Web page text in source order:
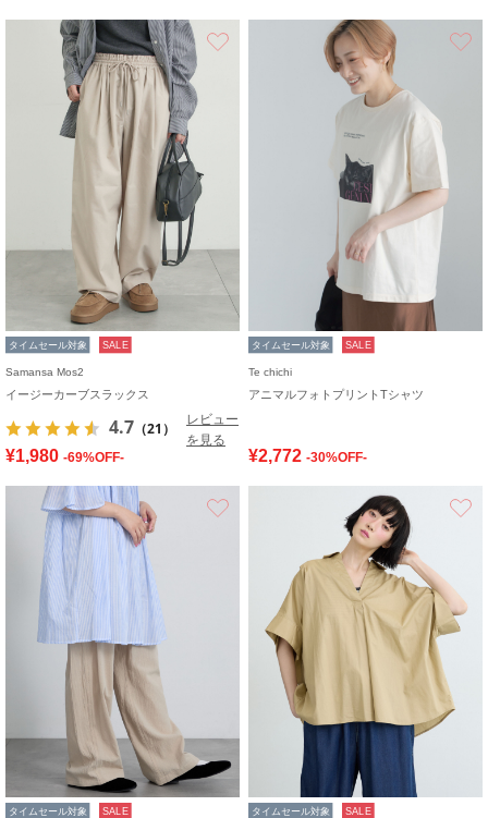
タイムセール対象 SALE
Samansa Mos2
イージーカーブスラックス
4.7 （21）
レビュー
を見る
¥1,980 -69%OFF-
タイムセール対象 SALE
Te chichi
アニマルフォトプリントTシャツ
¥2,772 -30%OFF-
タイムセール対象 SALE タイムセール対象 SALE